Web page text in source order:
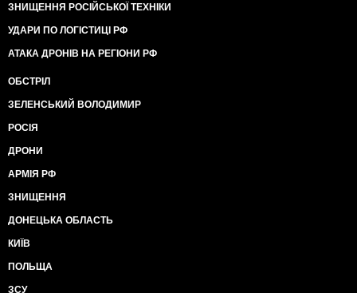
ЗНИЩЕННЯ РОСІЙСЬКОЇ ТЕХНІКИ
УДАРИ ПО ЛОГІСТИЦІ РФ
АТАКА ДРОНІВ НА РЕГІОНИ РФ
ОБСТРІЛ
ЗЕЛЕНСЬКИЙ ВОЛОДИМИР
РОСІЯ
ДРОНИ
АРМІЯ РФ
ЗНИЩЕННЯ
ДОНЕЦЬКА ОБЛАСТЬ
КИЇВ
ПОЛЬЩА
ЗСУ